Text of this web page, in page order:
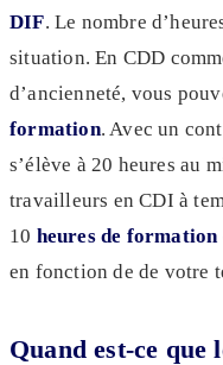
DIF. Le nombre
situation. En CDD
d’ancienneté, vous
formation. Avec un
s’élève à 20 heures au
travailleurs en CDI à
10 heures de formation
en fonction de de votre
Quand est-ce que